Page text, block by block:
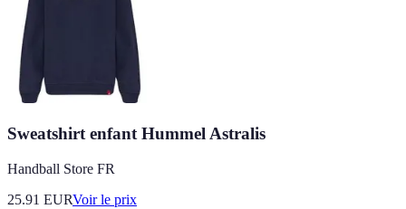
Sweatshirt enfant Hummel Astralis
Handball Store FR
25.91 EURVoir le prix